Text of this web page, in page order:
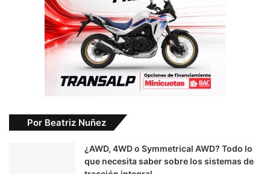
Por Beatriz Nuñez
¿AWD, 4WD o Symmetrical AWD? Todo lo
que necesita saber sobre los sistemas de